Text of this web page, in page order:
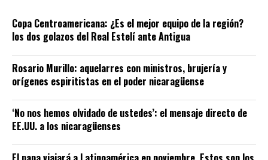
Copa Centroamericana: ¿Es el mejor equipo de la región?
los dos golazos del Real Estelí ante Antigua
Rosario Murillo: aquelarres con ministros, brujería y
orígenes espiritistas en el poder nicaragüense
‘No nos hemos olvidado de ustedes’: el mensaje directo de
EE.UU. a los nicaragüenses